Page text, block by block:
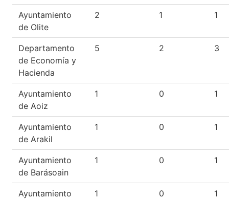
Ayuntamiento
de Olite
2 1 1
Departamento
de Economía y
Hacienda
5 2 3
Ayuntamiento
de Aoiz
1 0 1
Ayuntamiento
de Arakil
1 0 1
Ayuntamiento
de Barásoain
1 0 1
Ayuntamiento
1 0 1